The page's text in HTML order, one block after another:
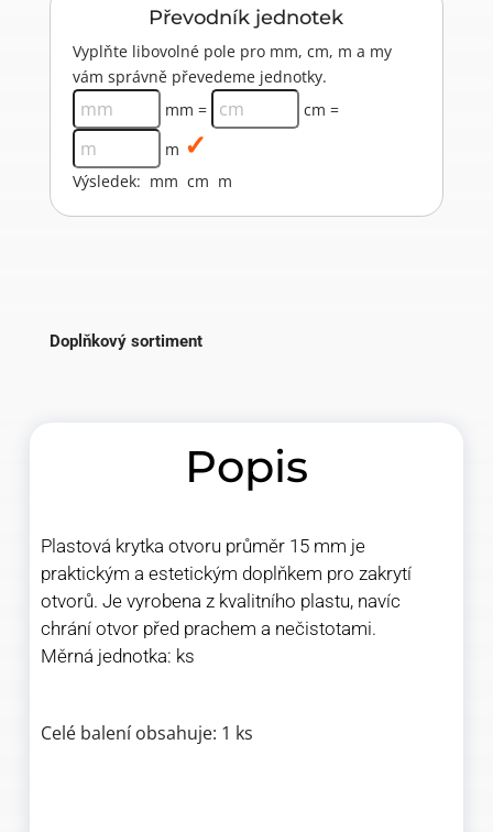
Převodník jednotek
Vyplňte libovolné pole pro mm, cm, m a my
vám správně převedeme jednotky.
mm =
cm =
m
Výsledek: mm cm m
Doplňkový sortiment
Popis
Plastová krytka otvoru průměr 15 mm je
praktickým a estetickým doplňkem pro zakrytí
otvorů. Je vyrobena z kvalitního plastu, navíc
chrání otvor před prachem a nečistotami.
Měrná jednotka: ks
Celé balení obsahuje: 1 ks